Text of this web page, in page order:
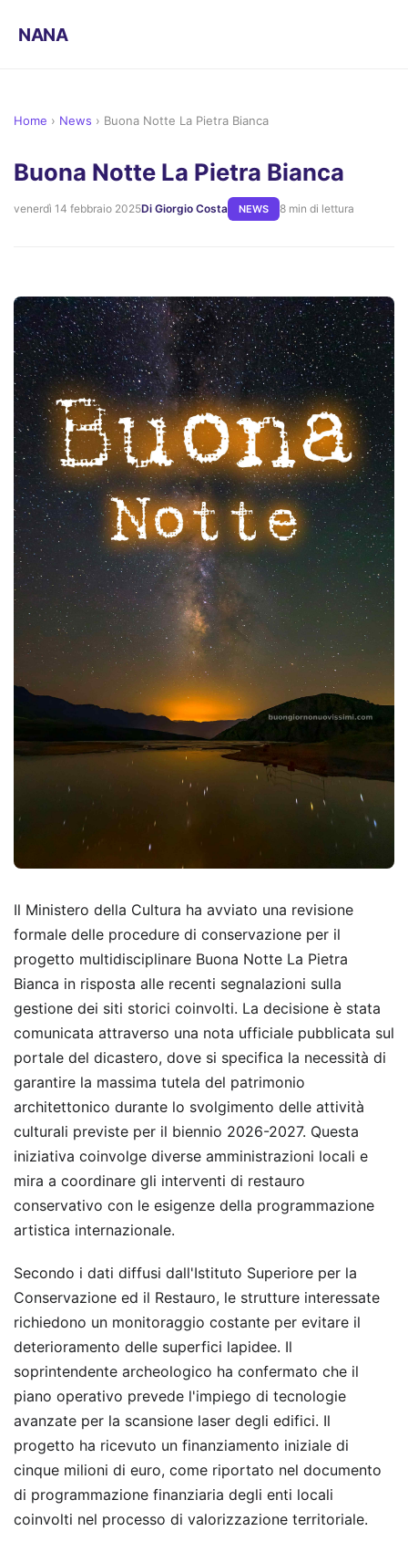
NANA
Home › News › Buona Notte La Pietra Bianca
Buona Notte La Pietra Bianca
venerdì 14 febbraio 2025Di Giorgio Costa NEWS 8 min di lettura
Il Ministero della Cultura ha avviato una revisione
formale delle procedure di conservazione per il
progetto multidisciplinare Buona Notte La Pietra
Bianca in risposta alle recenti segnalazioni sulla
gestione dei siti storici coinvolti. La decisione è stata
comunicata attraverso una nota ufficiale pubblicata sul
portale del dicastero, dove si specifica la necessità di
garantire la massima tutela del patrimonio
architettonico durante lo svolgimento delle attività
culturali previste per il biennio 2026-2027. Questa
iniziativa coinvolge diverse amministrazioni locali e
mira a coordinare gli interventi di restauro
conservativo con le esigenze della programmazione
artistica internazionale.
Secondo i dati diffusi dall'Istituto Superiore per la
Conservazione ed il Restauro, le strutture interessate
richiedono un monitoraggio costante per evitare il
deterioramento delle superfici lapidee. Il
soprintendente archeologico ha confermato che il
piano operativo prevede l'impiego di tecnologie
avanzate per la scansione laser degli edifici. Il
progetto ha ricevuto un finanziamento iniziale di
cinque milioni di euro, come riportato nel documento
di programmazione finanziaria degli enti locali
coinvolti nel processo di valorizzazione territoriale.